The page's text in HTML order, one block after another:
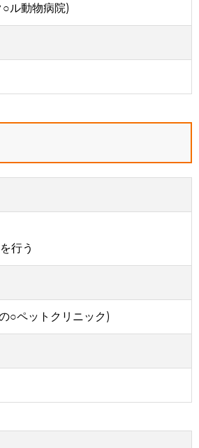
ル動物病院)
行う
○ペットクリニック)